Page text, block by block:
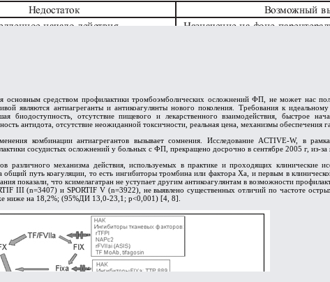
основным средством профилактики тромбоэмболических осложнений ФП, не может нас
являются антиагреганты и антикоагулянты нового поколения. Требования к
биодоступность, отсутствие пищевого и лекарственного взаимодействия, быстрое
антидота, отсутствие неожиданной токсичности, реальная цена, механизмы обеспечения
комбинации антиагрегантов вызывает сомнения. Исследование ACTIVE-W, в
сосудистых осложнений у больных с ФП, прекращено досрочно в сентябре 2005 г, из-
различного механизма действия, используемых в практике и проходящих
общий путь коагуляции, то есть ингибиторы тромбина или фактора Xa, и первым в
показали, что ксимелагатран не уступает другим антикоагулянтам в возможности
III (n=3407) и SPORTIF V (n=3922), не выявлено существенных отличий по частоте
ниже на 18,2%; (95%ДИ 13,0-23,1; p<0,001) [4, 8].